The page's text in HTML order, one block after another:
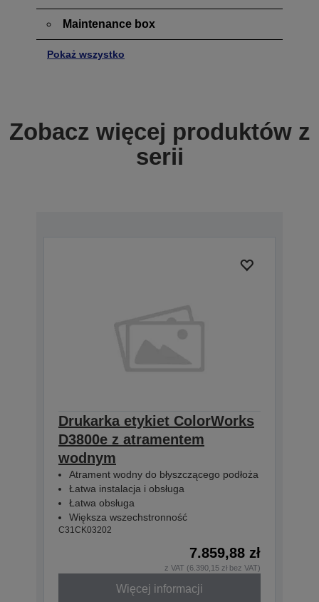
Maintenance box
Pokaż wszystko
Zobacz więcej produktów z
serii
Drukarka etykiet ColorWorks
D3800e z atramentem
wodnym
Atrament wodny do błyszczącego podłoża
Łatwa instalacja i obsługa
Łatwa obsługa
Większa wszechstronność
C31CK03202
7.859,88 zł
z VAT (6.390,15 zł bez VAT)
Więcej informacji